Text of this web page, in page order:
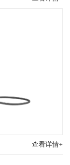
查看详情+